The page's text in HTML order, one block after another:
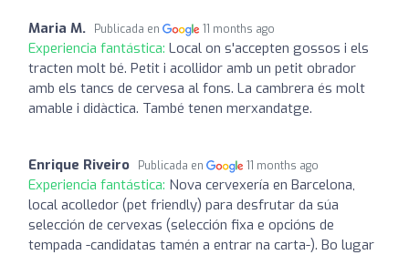
Maria M. Publicada en 11 months ago
Experiencia fantástica: Local on s'accepten gossos i els
tracten molt bé. Petit i acollidor amb un petit obrador
amb els tancs de cervesa al fons. La cambrera és molt
amable i didàctica. També tenen merxandatge.
Enrique Riveiro Publicada en 11 months ago
Experiencia fantástica: Nova cervexería en Barcelona,
local acolledor (pet friendly) para desfrutar da súa
selección de cervexas (selección fixa e opcións de
tempada -candidatas tamén a entrar na carta-). Bo lugar